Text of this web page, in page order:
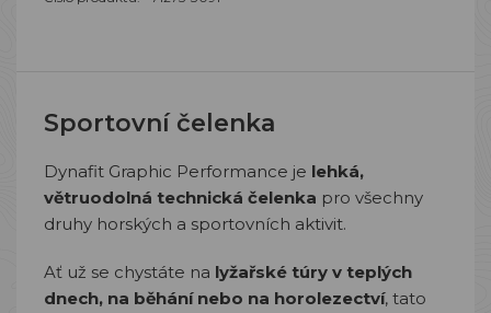
Sportovní čelenka
Dynafit Graphic Performance je lehká,
větruodolná technická čelenka pro všechny
druhy horských a sportovních aktivit.
Ať už se chystáte na lyžařské túry v teplých
dnech, na běhání nebo na horolezectví, tato